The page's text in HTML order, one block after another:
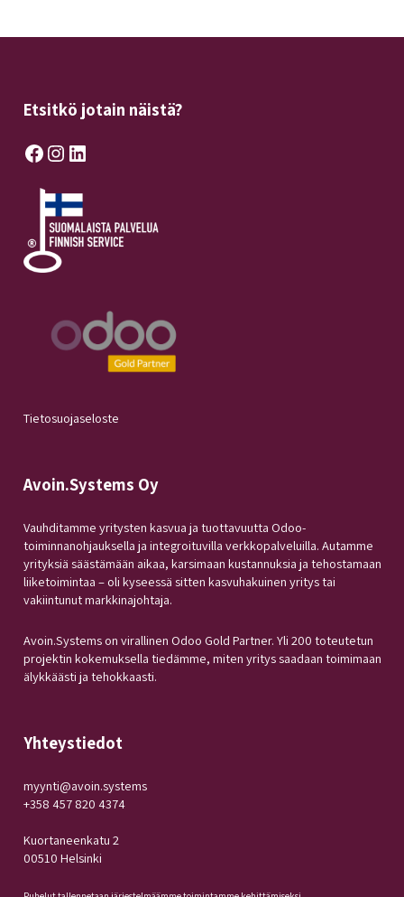
Etsitkö jotain näistä?
Facebook Instagram LinkedIn
Tietosuojaseloste
Avoin.Systems Oy
Vauhditamme yritysten kasvua ja tuottavuutta Odoo-
toiminnanohjauksella ja integroituvilla verkkopalveluilla. Autamme
yrityksiä säästämään aikaa, karsimaan kustannuksia ja tehostamaan
liiketoimintaa – oli kyseessä sitten kasvuhakuinen yritys tai
vakiintunut markkinajohtaja.
Avoin.Systems on virallinen Odoo Gold Partner. Yli 200 toteutetun
projektin kokemuksella tiedämme, miten yritys saadaan toimimaan
älykkäästi ja tehokkaasti.
Yhteystiedot
myynti@avoin.systems
+358 457 820 4374
Kuortaneenkatu 2
00510 Helsinki